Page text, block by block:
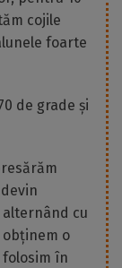
cojile
foarte
de grade și
cu
obținem o
folosim în